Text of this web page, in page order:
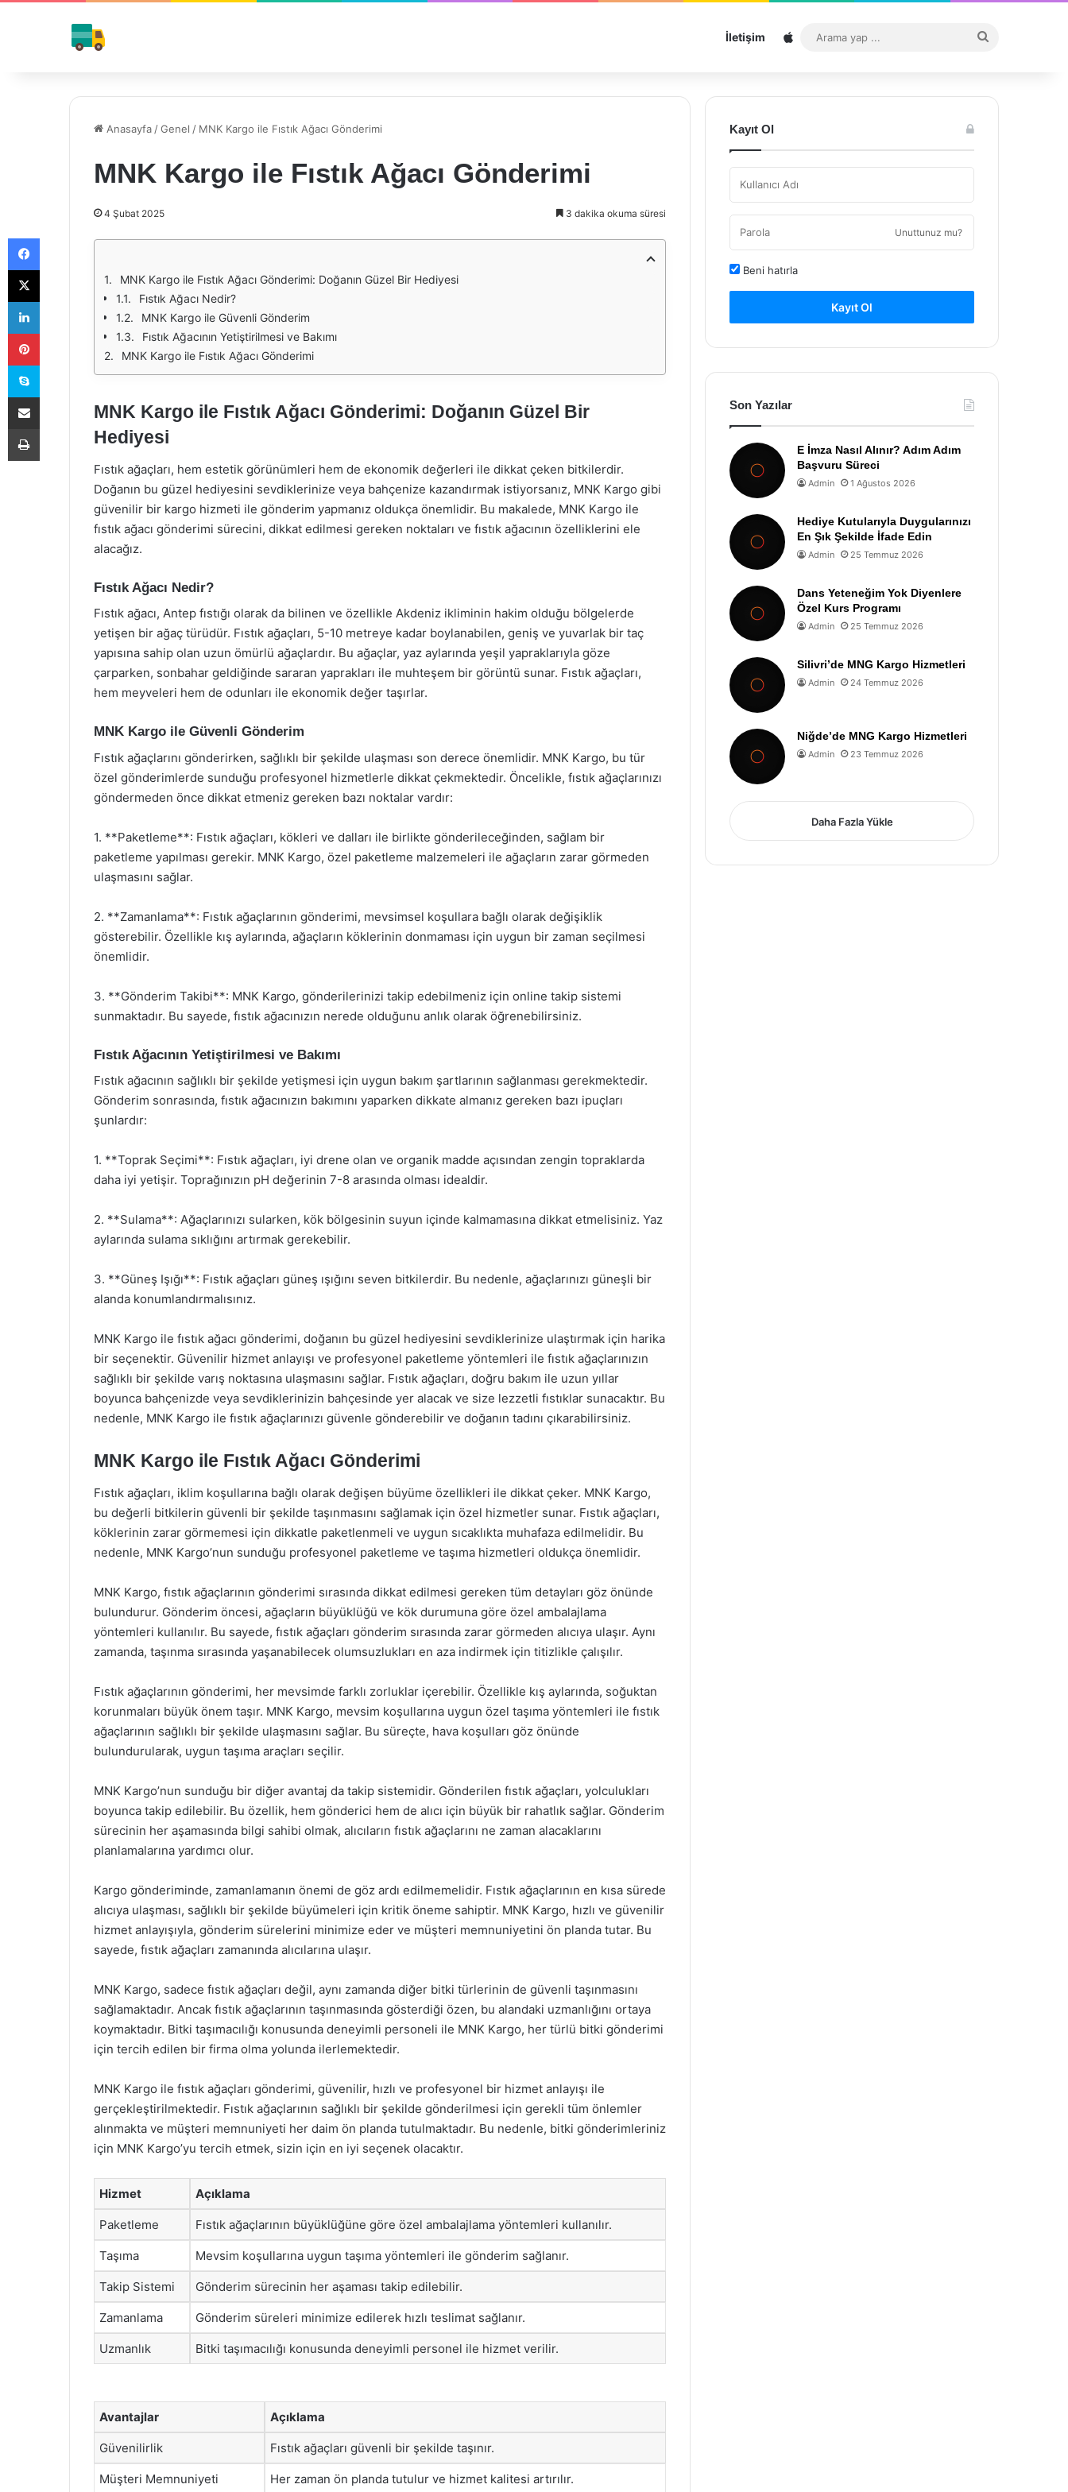
İletişim Sitemap
...
Anasayfa /Genel / MNK Kargo ile Fıstık Ağacı Gönderimi
MNK Kargo ile Fıstık Ağacı Gönderimi
4 Şubat 2025 3 dakika okuma süresi
MNK Kargo ile Fıstık Ağacı Gönderimi: Doğanın Güzel Bir Hediyesi
Fıstık Ağacı Nedir?
MNK Kargo ile Güvenli Gönderim
Fıstık Ağacının Yetiştirilmesi ve Bakımı
MNK Kargo ile Fıstık Ağacı Gönderimi
MNK Kargo ile Fıstık Ağacı Gönderimi: Doğanın Güzel Bir
Hediyesi
Fıstık ağaçları, hem estetik görünümleri hem de ekonomik değerleri ile dikkat çeken bitkilerdir.
Doğanın bu güzel hediyesini sevdiklerinize veya bahçenize kazandırmak istiyorsanız, MNK Kargo gibi
güvenilir bir kargo hizmeti ile gönderim yapmanız oldukça önemlidir. Bu makalede, MNK Kargo ile
fıstık ağacı gönderimi sürecini, dikkat edilmesi gereken noktaları ve fıstık ağacının özelliklerini ele
alacağız.
Fıstık Ağacı Nedir?
Fıstık ağacı, Antep fıstığı olarak da bilinen ve özellikle Akdeniz ikliminin hakim olduğu bölgelerde
yetişen bir ağaç türüdür. Fıstık ağaçları, 5-10 metreye kadar boylanabilen, geniş ve yuvarlak bir taç
yapısına sahip olan uzun ömürlü ağaçlardır. Bu ağaçlar, yaz aylarında yeşil yapraklarıyla göze
çarparken, sonbahar geldiğinde sararan yaprakları ile muhteşem bir görüntü sunar. Fıstık ağaçları,
hem meyveleri hem de odunları ile ekonomik değer taşırlar.
MNK Kargo ile Güvenli Gönderim
Fıstık ağaçlarını gönderirken, sağlıklı bir şekilde ulaşması son derece önemlidir. MNK Kargo, bu tür
özel gönderimlerde sunduğu profesyonel hizmetlerle dikkat çekmektedir. Öncelikle, fıstık ağaçlarınızı
göndermeden önce dikkat etmeniz gereken bazı noktalar vardır:
1. **Paketleme**: Fıstık ağaçları, kökleri ve dalları ile birlikte gönderileceğinden, sağlam bir
paketleme yapılması gerekir. MNK Kargo, özel paketleme malzemeleri ile ağaçların zarar görmeden
ulaşmasını sağlar.
2. **Zamanlama**: Fıstık ağaçlarının gönderimi, mevsimsel koşullara bağlı olarak değişiklik
gösterebilir. Özellikle kış aylarında, ağaçların köklerinin donmaması için uygun bir zaman seçilmesi
önemlidir.
3. **Gönderim Takibi**: MNK Kargo, gönderilerinizi takip edebilmeniz için online takip sistemi
sunmaktadır. Bu sayede, fıstık ağacınızın nerede olduğunu anlık olarak öğrenebilirsiniz.
Fıstık Ağacının Yetiştirilmesi ve Bakımı
Fıstık ağacının sağlıklı bir şekilde yetişmesi için uygun bakım şartlarının sağlanması gerekmektedir.
Gönderim sonrasında, fıstık ağacınızın bakımını yaparken dikkate almanız gereken bazı ipuçları
şunlardır:
1. **Toprak Seçimi**: Fıstık ağaçları, iyi drene olan ve organik madde açısından zengin topraklarda
daha iyi yetişir. Toprağınızın pH değerinin 7-8 arasında olması idealdir.
2. **Sulama**: Ağaçlarınızı sularken, kök bölgesinin suyun içinde kalmamasına dikkat etmelisiniz. Yaz
aylarında sulama sıklığını artırmak gerekebilir.
3. **Güneş Işığı**: Fıstık ağaçları güneş ışığını seven bitkilerdir. Bu nedenle, ağaçlarınızı güneşli bir
alanda konumlandırmalısınız.
MNK Kargo ile fıstık ağacı gönderimi, doğanın bu güzel hediyesini sevdiklerinize ulaştırmak için harika
bir seçenektir. Güvenilir hizmet anlayışı ve profesyonel paketleme yöntemleri ile fıstık ağaçlarınızın
sağlıklı bir şekilde varış noktasına ulaşmasını sağlar. Fıstık ağaçları, doğru bakım ile uzun yıllar
boyunca bahçenizde veya sevdiklerinizin bahçesinde yer alacak ve size lezzetli fıstıklar sunacaktır. Bu
nedenle, MNK Kargo ile fıstık ağaçlarınızı güvenle gönderebilir ve doğanın tadını çıkarabilirsiniz.
MNK Kargo ile Fıstık Ağacı Gönderimi
Fıstık ağaçları, iklim koşullarına bağlı olarak değişen büyüme özellikleri ile dikkat çeker. MNK Kargo,
bu değerli bitkilerin güvenli bir şekilde taşınmasını sağlamak için özel hizmetler sunar. Fıstık ağaçları,
köklerinin zarar görmemesi için dikkatle paketlenmeli ve uygun sıcaklıkta muhafaza edilmelidir. Bu
nedenle, MNK Kargo’nun sunduğu profesyonel paketleme ve taşıma hizmetleri oldukça önemlidir.
MNK Kargo, fıstık ağaçlarının gönderimi sırasında dikkat edilmesi gereken tüm detayları göz önünde
bulundurur. Gönderim öncesi, ağaçların büyüklüğü ve kök durumuna göre özel ambalajlama
yöntemleri kullanılır. Bu sayede, fıstık ağaçları gönderim sırasında zarar görmeden alıcıya ulaşır. Aynı
zamanda, taşınma sırasında yaşanabilecek olumsuzlukları en aza indirmek için titizlikle çalışılır.
Fıstık ağaçlarının gönderimi, her mevsimde farklı zorluklar içerebilir. Özellikle kış aylarında, soğuktan
korunmaları büyük önem taşır. MNK Kargo, mevsim koşullarına uygun özel taşıma yöntemleri ile fıstık
ağaçlarının sağlıklı bir şekilde ulaşmasını sağlar. Bu süreçte, hava koşulları göz önünde
bulundurularak, uygun taşıma araçları seçilir.
MNK Kargo’nun sunduğu bir diğer avantaj da takip sistemidir. Gönderilen fıstık ağaçları, yolculukları
boyunca takip edilebilir. Bu özellik, hem gönderici hem de alıcı için büyük bir rahatlık sağlar. Gönderim
sürecinin her aşamasında bilgi sahibi olmak, alıcıların fıstık ağaçlarını ne zaman alacaklarını
planlamalarına yardımcı olur.
Kargo gönderiminde, zamanlamanın önemi de göz ardı edilmemelidir. Fıstık ağaçlarının en kısa sürede
alıcıya ulaşması, sağlıklı bir şekilde büyümeleri için kritik öneme sahiptir. MNK Kargo, hızlı ve güvenilir
hizmet anlayışıyla, gönderim sürelerini minimize eder ve müşteri memnuniyetini ön planda tutar. Bu
sayede, fıstık ağaçları zamanında alıcılarına ulaşır.
MNK Kargo, sadece fıstık ağaçları değil, aynı zamanda diğer bitki türlerinin de güvenli taşınmasını
sağlamaktadır. Ancak fıstık ağaçlarının taşınmasında gösterdiği özen, bu alandaki uzmanlığını ortaya
koymaktadır. Bitki taşımacılığı konusunda deneyimli personeli ile MNK Kargo, her türlü bitki gönderimi
için tercih edilen bir firma olma yolunda ilerlemektedir.
MNK Kargo ile fıstık ağaçları gönderimi, güvenilir, hızlı ve profesyonel bir hizmet anlayışı ile
gerçekleştirilmektedir. Fıstık ağaçlarının sağlıklı bir şekilde gönderilmesi için gerekli tüm önlemler
alınmakta ve müşteri memnuniyeti her daim ön planda tutulmaktadır. Bu nedenle, bitki gönderimleriniz
için MNK Kargo’yu tercih etmek, sizin için en iyi seçenek olacaktır.
Hizmet Açıklama
Paketleme Fıstık ağaçlarının büyüklüğüne göre özel ambalajlama yöntemleri kullanılır.
Taşıma Mevsim koşullarına uygun taşıma yöntemleri ile gönderim sağlanır.
Takip Sistemi Gönderim sürecinin her aşaması takip edilebilir.
Zamanlama Gönderim süreleri minimize edilerek hızlı teslimat sağlanır.
Uzmanlık Bitki taşımacılığı konusunda deneyimli personel ile hizmet verilir.
Avantajlar Açıklama
Güvenilirlik Fıstık ağaçları güvenli bir şekilde taşınır.
Müşteri Memnuniyeti Her zaman ön planda tutulur ve hizmet kalitesi artırılır.
Kayıt Ol
Unuttunuz mu?
Beni hatırla
Kayıt Ol
Son Yazılar
E İmza Nasıl Alınır? Adım Adım
Başvuru Süreci
Admin 1 Ağustos 2026
Hediye Kutularıyla Duygularınızı
En Şık Şekilde İfade Edin
Admin 25 Temmuz 2026
Dans Yeteneğim Yok Diyenlere
Özel Kurs Programı
Admin 25 Temmuz 2026
Silivri’de MNG Kargo Hizmetleri
Admin 24 Temmuz 2026
Niğde’de MNG Kargo Hizmetleri
Admin 23 Temmuz 2026
Daha Fazla Yükle
Facebook
X
LinkedIn
Pinterest
Skype
E-Posta ile paylaş